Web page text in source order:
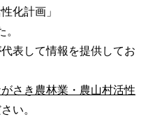
化計画」
表して情報を提供してお
さき農林業・農山村活性
い。